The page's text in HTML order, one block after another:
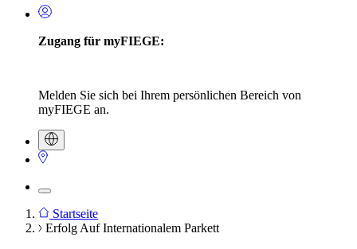
Zugang für myFIEGE:
Melden Sie sich bei Ihrem persönlichen Bereich von
myFIEGE an.
Pfadnavigation
Startseite
Erfolg Auf Internationalem Parkett